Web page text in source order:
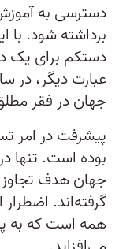
دسترسی به
برداشته شود.
دستکم برای یک
جهان در فقر
پیشرفت در امر
بوده است. تنها
جهان هدف
گرفته‌اند.
همه است که به